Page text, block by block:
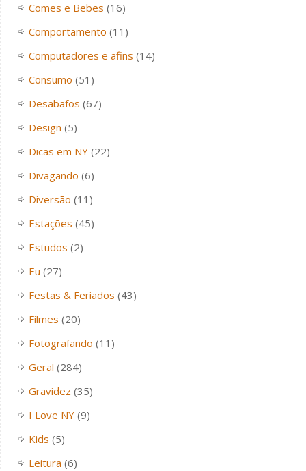
Comes e Bebes (16)
Comportamento (11)
Computadores e afins (14)
Consumo (51)
Desabafos (67)
Design (5)
Dicas em NY(22)
Divagando (6)
Diversão (11)
Estações (45)
Estudos (2)
Eu (27)
Festas & Feriados (43)
Filmes (20)
Fotografando (11)
Geral (284)
Gravidez (35)
I Love NY(9)
Kids (5)
Leitura (6)